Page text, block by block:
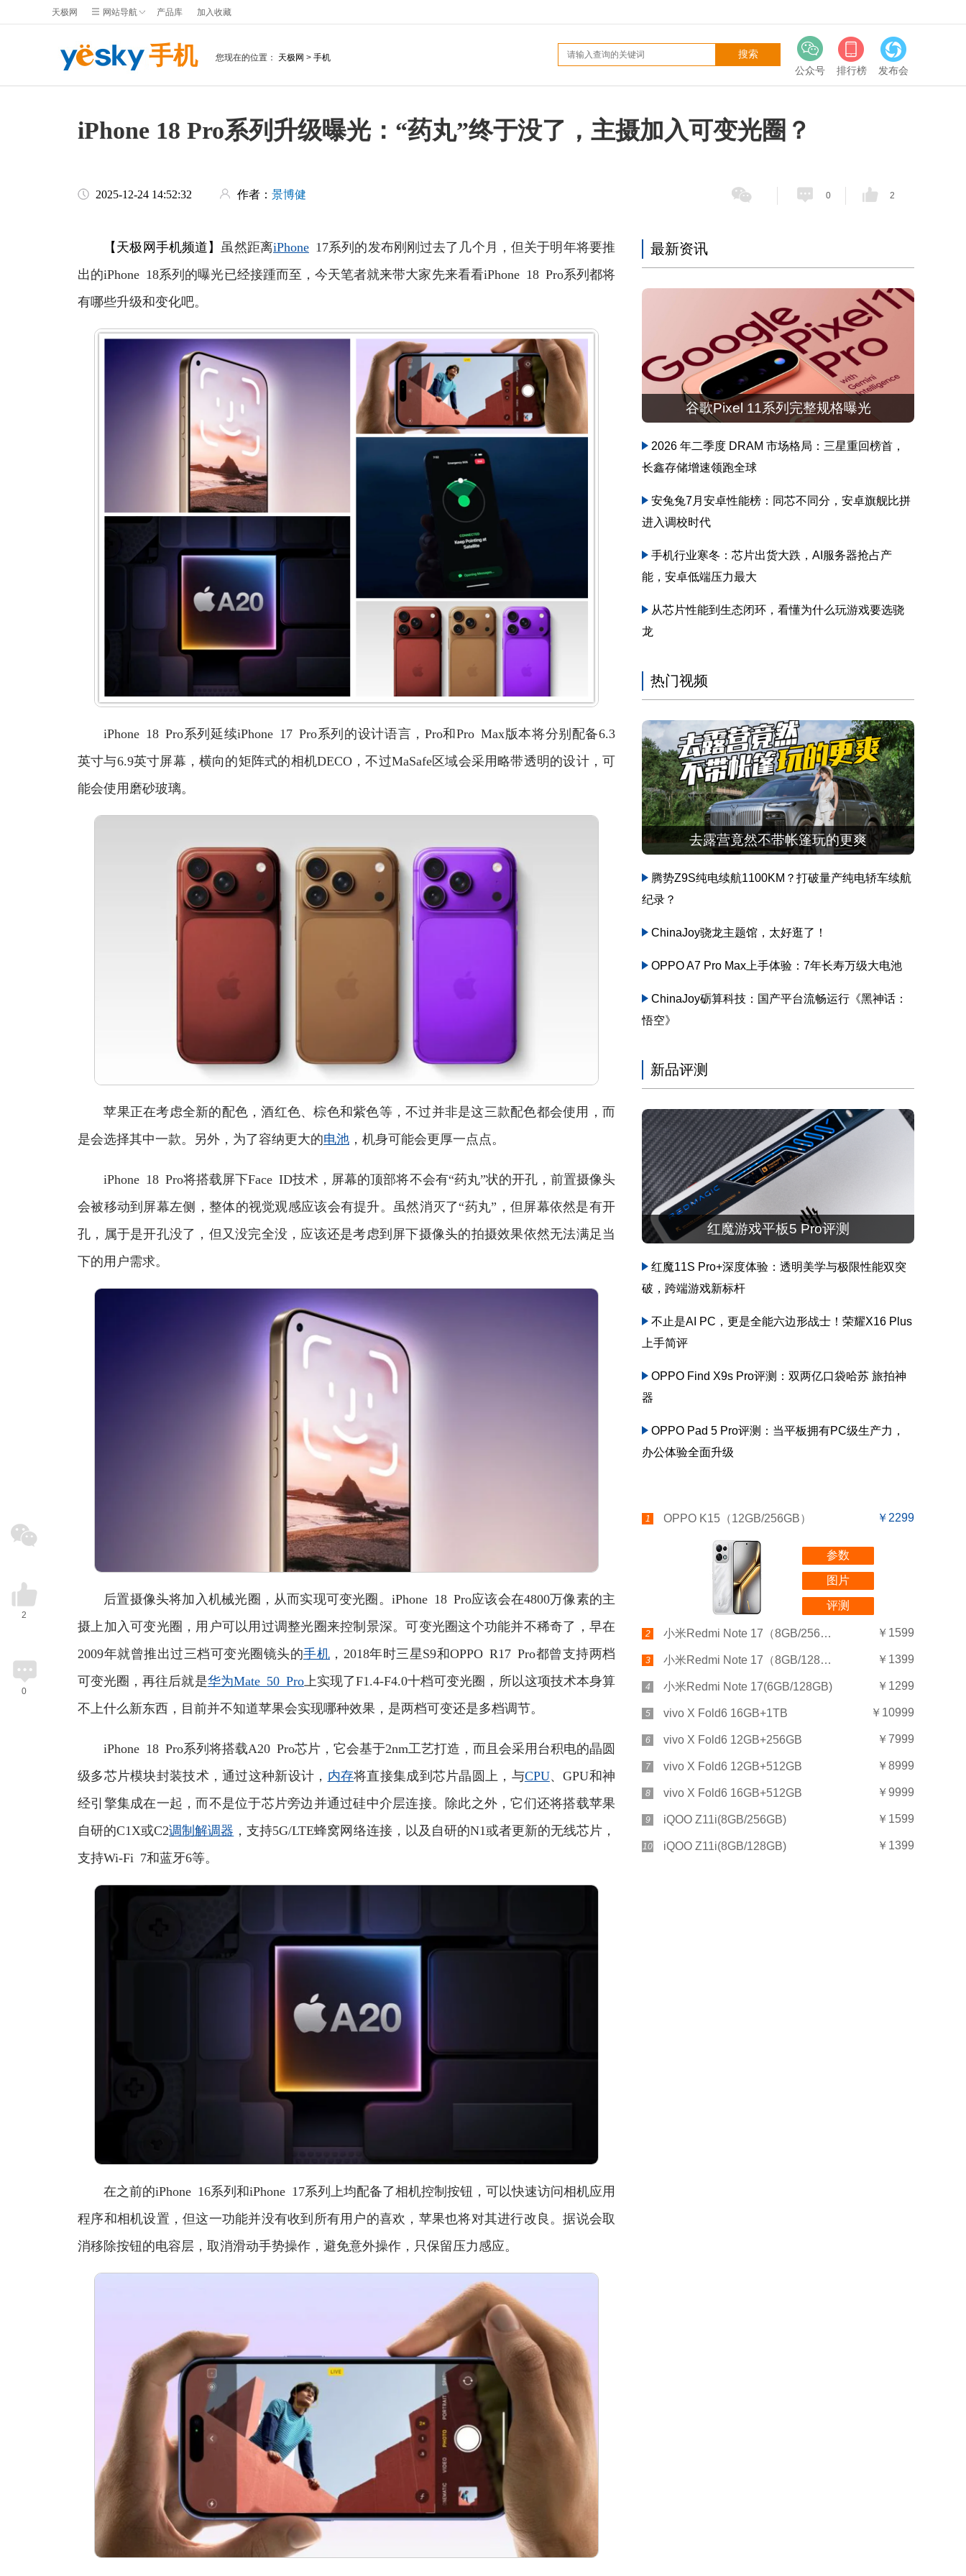
天极网 网站导航 产品库 加入收藏
手机 您现在的位置： 天极网 > 手机
公众号 排行榜 发布会
iPhone 18 Pro系列升级曝光：“药丸”终于没了，主摄加入可变光圈？
2025-12-24 14:52:32 作者： 景博健 0 2
【天极网手机频道】虽然距离iPhone17系列的发布刚刚过去了几个月，但关于明年将要推
出的iPhone 18系列的曝光已经接踵而至，今天笔者就来带大家先来看看iPhone 18 Pro系列都将
有哪些升级和变化吧。
iPhone 18 Pro系列延续iPhone 17 Pro系列的设计语言，Pro和Pro Max版本将分别配备6.3
英寸与6.9英寸屏幕，横向的矩阵式的相机DECO，不过MaSafe区域会采用略带透明的设计，可
能会使用磨砂玻璃。
苹果正在考虑全新的配色，酒红色、棕色和紫色等，不过并非是这三款配色都会使用，而
是会选择其中一款。另外，为了容纳更大的电池 ，机身可能会更厚一点点。
iPhone 18 Pro将搭载屏下Face ID技术，屏幕的顶部将不会有“药丸”状的开孔，前置摄像头
会被移动到屏幕左侧，整体的视觉观感应该会有提升。虽然消灭了“药丸”，但屏幕依然是有开
孔，属于是开孔没了，但又没完全没，应该还是考虑到屏下摄像头的拍摄效果依然无法满足当
下的用户需求。
后置摄像头将加入机械光圈，从而实现可变光圈。iPhone 18 Pro应该会在4800万像素的主
摄上加入可变光圈，用户可以用过调整光圈来控制景深。可变光圈这个功能并不稀奇了，早在
2009年就曾推出过三档可变光圈镜头的手机 ，2018年时三星S9和OPPO R17 Pro都曾支持两档
可变光圈，再往后就是华为Mate 50 Pro上实现了F1.4-F4.0十档可变光圈，所以这项技术本身算
不上什么新东西，目前并不知道苹果会实现哪种效果，是两档可变还是多档调节。
iPhone 18 Pro系列将搭载A20 Pro芯片，它会基于2nm工艺打造，而且会采用台积电的晶圆
级多芯片模块封装技术，通过这种新设计， 内存将直接集成到芯片晶圆上，与CPU、GPU和神
经引擎集成在一起，而不是位于芯片旁边并通过硅中介层连接。除此之外，它们还将搭载苹果
自研的C1X或C2调制解调器 ，支持5G/LTE蜂窝网络连接，以及自研的N1或者更新的无线芯片，
支持Wi-Fi 7和蓝牙6等。
在之前的iPhone 16系列和iPhone 17系列上均配备了相机控制按钮，可以快速访问相机应用
程序和相机设置，但这一功能并没有收到所有用户的喜欢，苹果也将对其进行改良。据说会取
消移除按钮的电容层，取消滑动手势操作，避免意外操作，只保留压力感应。
最新资讯
谷歌Pixel 11系列完整规格曝光
2026 年二季度 DRAM 市场格局：三星重回榜首，
长鑫存储增速领跑全球
安兔兔7月安卓性能榜：同芯不同分，安卓旗舰比拼
进入调校时代
手机行业寒冬：芯片出货大跌，AI服务器抢占产
能，安卓低端压力最大
从芯片性能到生态闭环，看懂为什么玩游戏要选骁
龙
热门视频
去露营竟然不带帐篷玩的更爽
腾势Z9S纯电续航1100KM？打破量产纯电轿车续航
纪录？
ChinaJoy骁龙主题馆，太好逛了！
OPPO A7 Pro Max上手体验：7年长寿万级大电池
ChinaJoy砺算科技：国产平台流畅运行《黑神话：
悟空》
新品评测
红魔游戏平板5 Pro评测
红魔11S Pro+深度体验：透明美学与极限性能双突
破，跨端游戏新标杆
不止是AI PC，更是全能六边形战士！荣耀X16 Plus
上手简评
OPPO Find X9s Pro评测：双两亿口袋哈苏 旅拍神
器
OPPO Pad 5 Pro评测：当平板拥有PC级生产力，
办公体验全面升级
1 OPPO K15（12GB/256GB） ￥2299
参数
图片
评测
2 小米Redmi Note 17（8GB/256GB） ￥1599
3 小米Redmi Note 17（8GB/128GB） ￥1399
4 小米Redmi Note 17(6GB/128GB) ￥1299
5 vivo X Fold6 16GB+1TB ￥10999
6 vivo X Fold6 12GB+256GB ￥7999
7 vivo X Fold6 12GB+512GB ￥8999
8 vivo X Fold6 16GB+512GB ￥9999
9 iQOO Z11i(8GB/256GB) ￥1599
10 iQOO Z11i(8GB/128GB) ￥1399
2
0